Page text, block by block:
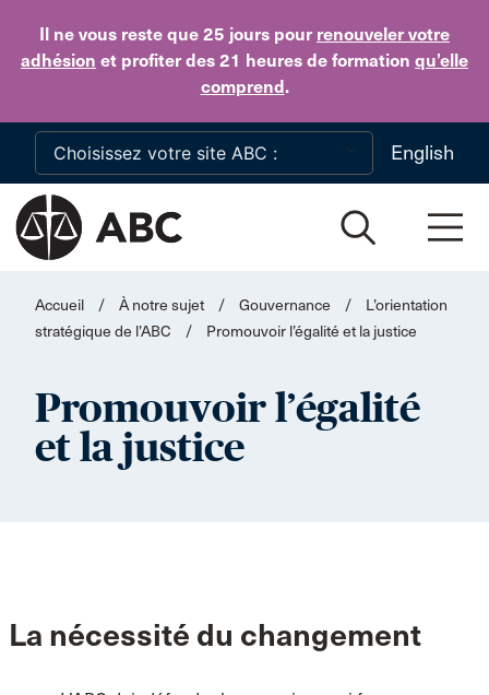
Il ne vous reste que 25 jours pour renouveler votre
adhésion et profiter des 21 heures de formation qu’elle
comprend.
Skip to main content
English
Accueil / À notre sujet / Gouvernance /
L’orientation
stratégique de l’ABC
/ Promouvoir l’égalité et la justice
Promouvoir l’égalité
et la justice
La nécessité du changement